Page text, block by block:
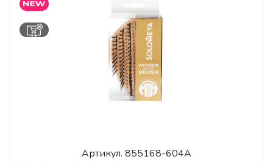
Артикул. 855168-604A